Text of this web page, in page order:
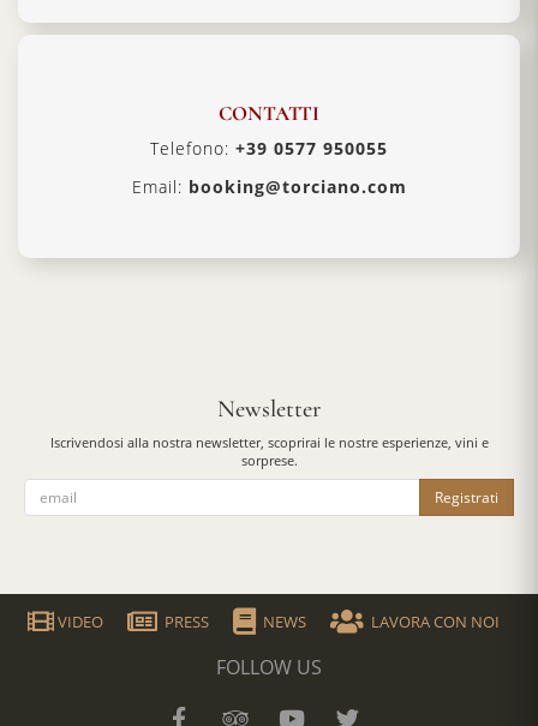
CONTATTI
Telefono: +39 0577 950055
Email: booking@torciano.com
Newsletter
Iscrivendosi alla nostra newsletter, scoprirai le nostre esperienze, vini e
sorprese.
Registrati
VIDEO PRESS NEWS LAVORA CON NOI
FOLLOW US